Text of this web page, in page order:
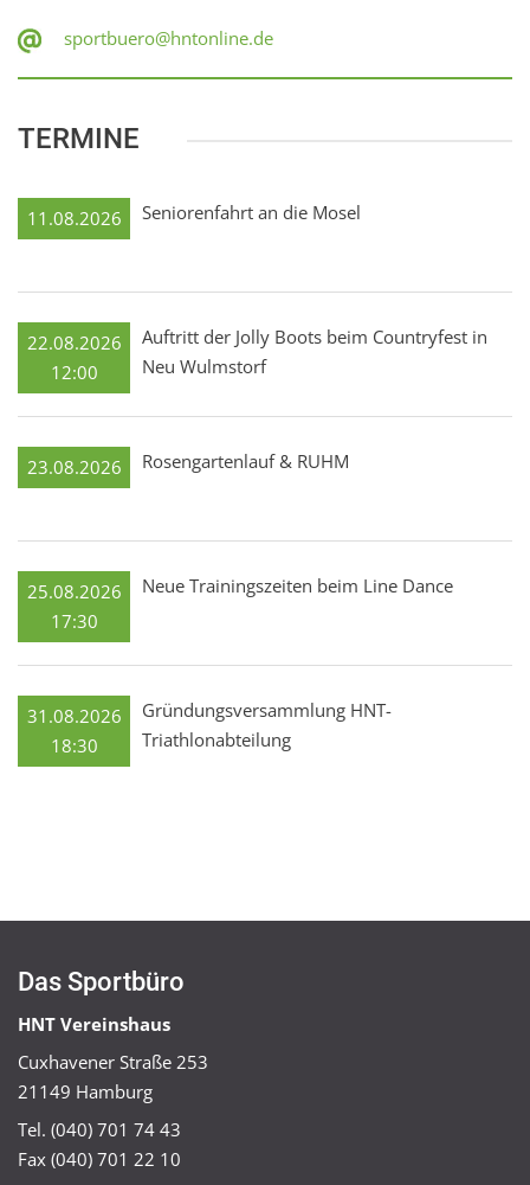
sportbuero@hntonline.de
TERMINE
11.08.2026 Seniorenfahrt an die Mosel
22.08.2026
12:00
Auftritt der Jolly Boots beim Countryfest in
Neu Wulmstorf
23.08.2026 Rosengartenlauf & RUHM
25.08.2026
17:30
Neue Trainingszeiten beim Line Dance
31.08.2026
18:30
Gründungsversammlung HNT-
Triathlonabteilung
Das Sportbüro
HNT Vereinshaus
Cuxhavener Straße 253
21149 Hamburg
Tel. (040) 701 74 43
Fax (040) 701 22 10